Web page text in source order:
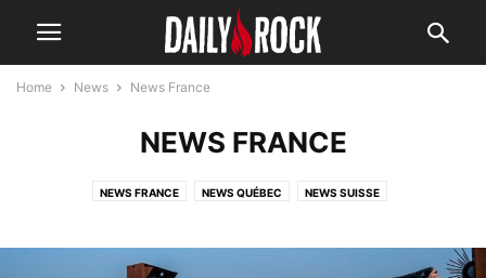
Home News News France
NEWS FRANCE
NEWS FRANCE NEWS QUÉBEC NEWS SUISSE